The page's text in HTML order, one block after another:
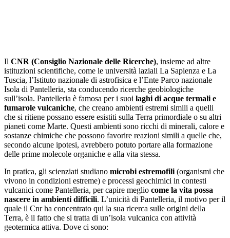
Il CNR (Consiglio Nazionale delle Ricerche), insieme ad altre
istituzioni scientifiche, come le università laziali La Sapienza e La
Tuscia, l’Istituto nazionale di astrofisica e l’Ente Parco nazionale
Isola di Pantelleria, sta conducendo ricerche geobiologiche
sull’isola. Pantelleria è famosa per i suoi laghi di acque termali e
fumarole vulcaniche, che creano ambienti estremi simili a quelli
che si ritiene possano essere esistiti sulla Terra primordiale o su altri
pianeti come Marte. Questi ambienti sono ricchi di minerali, calore e
sostanze chimiche che possono favorire reazioni simili a quelle che,
secondo alcune ipotesi, avrebbero potuto portare alla formazione
delle prime molecole organiche e alla vita stessa.
In pratica, gli scienziati studiano microbi estremofili (organismi che
vivono in condizioni estreme) e processi geochimici in contesti
vulcanici come Pantelleria, per capire meglio come la vita possa
nascere in ambienti difficili. L’unicità di Pantelleria, il motivo per il
quale il Cnr ha concentrato qui la sua ricerca sulle origini della
Terra, è il fatto che si tratta di un’isola vulcanica con attività
geotermica attiva. Dove ci sono: